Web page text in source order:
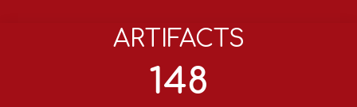
ARTIFACTS
148